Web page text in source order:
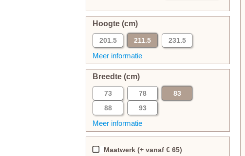
Hoogte (cm)
201.5 211.5
231.5
Meer informatie
Breedte (cm)
73 78
83
88
93
Meer informatie
Maatwerk (+ vanaf € 65)